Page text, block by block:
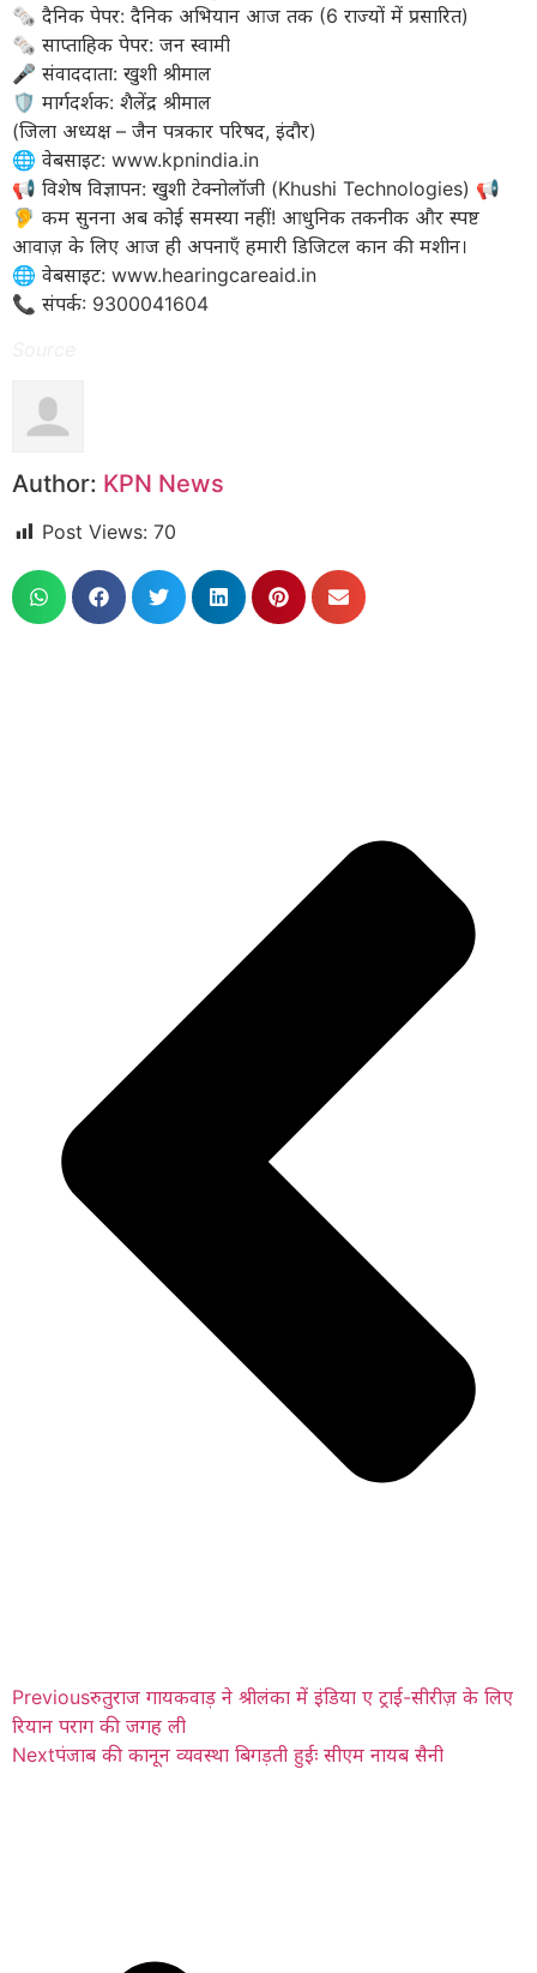
​🗞️ दैनिक पेपर: दैनिक अभियान आज तक (6 राज्यों में प्रसारित)
🗞️ साप्ताहिक पेपर: जन स्वामी
​🎤 संवाददाता: खुशी श्रीमाल
🛡️ मार्गदर्शक: शैलेंद्र श्रीमाल
(जिला अध्यक्ष – जैन पत्रकार परिषद, इंदौर)
​🌐 वेबसाइट: www.kpnindia.in
​📢 विशेष विज्ञापन: खुशी टेक्नोलॉजी (Khushi Technologies) 📢
🦻 कम सुनना अब कोई समस्या नहीं! आधुनिक तकनीक और स्पष्ट
आवाज़ के लिए आज ही अपनाएँ हमारी डिजिटल कान की मशीन।
​🌐 वेबसाइट: www.hearingcareaid.in
📞 संपर्क: 9300041604
Author: KPN News
Post Views: 70
Previousरुतुराज गायकवाड़ ने श्रीलंका में इंडिया ए ट्राई-सीरीज़ के लिए
रियान पराग की जगह ली
Nextपंजाब की कानून व्यवस्था बिगड़ती हुईः सीएम नायब सैनी